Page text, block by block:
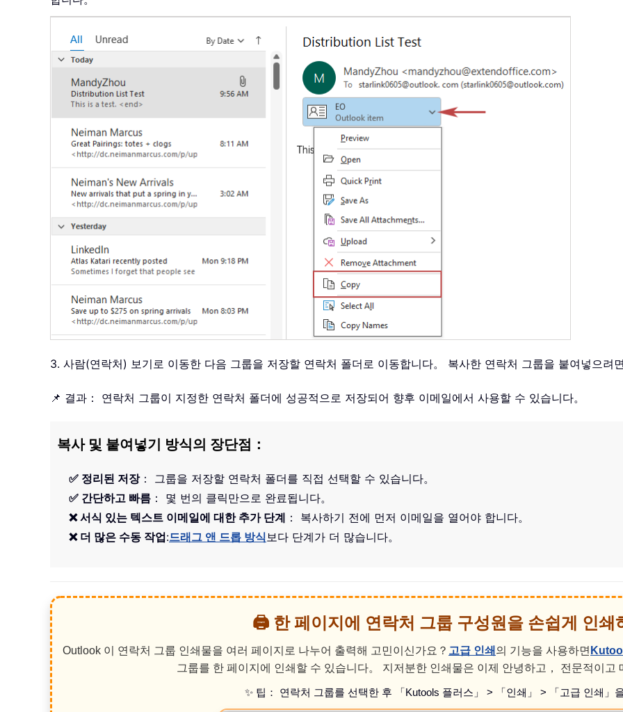
3. 사람(연락처) 보기로 이동한 다음 그룹을 저장할 연락처 폴더로 이동합니다。 복사한 연락처 그룹을 붙여넣으려면
📌 결과： 연락처 그룹이 지정한 연락처 폴더에 성공적으로 저장되어 향후 이메일에서 사용할 수 있습니다。
복사 및 붙여넣기 방식의 장단점：
✅ 정리된 저장： 그룹을 저장할 연락처 폴더를 직접 선택할 수 있습니다。
✅ 간단하고 빠름 ： 몇 번의 클릭만으로 완료됩니다。
❌ 서식 있는 텍스트 이메일에 대한 추가 단계 ： 복사하기 전에 먼저 이메일을 열어야 합니다。
❌ 더 많은 수동 작업:드래그 앤 드롭 방식 보다 단계가 더 많습니다。
🖨️ 한 페이지에 연락처 그룹 구성원을 손쉽게 인쇄
Outlook 이 연락처 그룹 인쇄물을 여러 페이지로 나누어 출력해 고민이신가요？ 고급 인쇄 의 기능을 사용하면
그룹를 한 페이지에 인쇄할 수 있습니다。 지저분한 인쇄물은 이제 안녕하고， 전문적이고
✨ 팁： 연락처 그룹를 선택한 후 「Kutools 플러스」 > 「인쇄」 > 「고급 인쇄」